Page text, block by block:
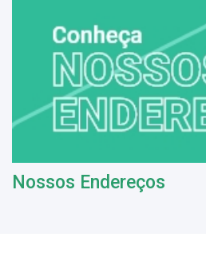
Nossos Endereços